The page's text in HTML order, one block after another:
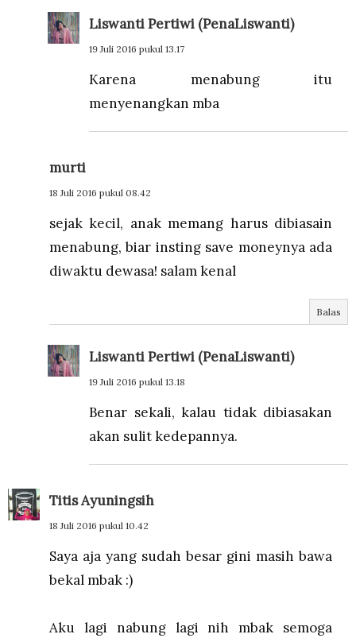
Liswanti Pertiwi (PenaLiswanti)
19 Juli 2016 pukul 13.17
Karena menabung itu
menyenangkan mba
murti
18 Juli 2016 pukul 08.42
sejak kecil, anak memang harus dibiasain
menabung, biar insting save moneynya ada
diwaktu dewasa! salam kenal
Balas
Liswanti Pertiwi (PenaLiswanti)
19 Juli 2016 pukul 13.18
Benar sekali, kalau tidak dibiasakan
akan sulit kedepannya.
Titis Ayuningsih
18 Juli 2016 pukul 10.42
Saya aja yang sudah besar gini masih bawa
bekal mbak :)
Aku lagi nabung lagi nih mbak semoga